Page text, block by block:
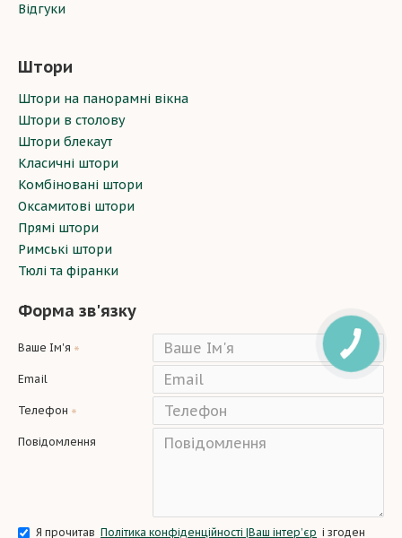
Відгуки
Штори
Штори на панорамні вікна
Штори в столову
Штори блекаут
Класичні штори
Комбіновані штори
Оксамитові штори
Прямі штори
Римські штори
Тюлі та фіранки
Форма зв'язку
Ваше Ім'я
Email
Телефон
Повідомлення
Я прочитав Політика конфіденційності |Ваш інтер’єр і згоден